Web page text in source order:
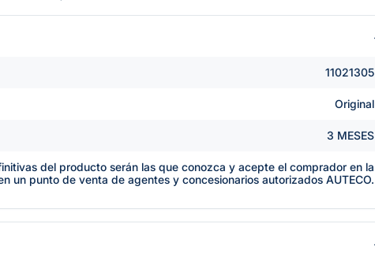
11021305
Original
3 MESES
del producto serán las que conozca y acepte el comprador en la
un punto de venta de agentes y concesionarios autorizados AUTECO.